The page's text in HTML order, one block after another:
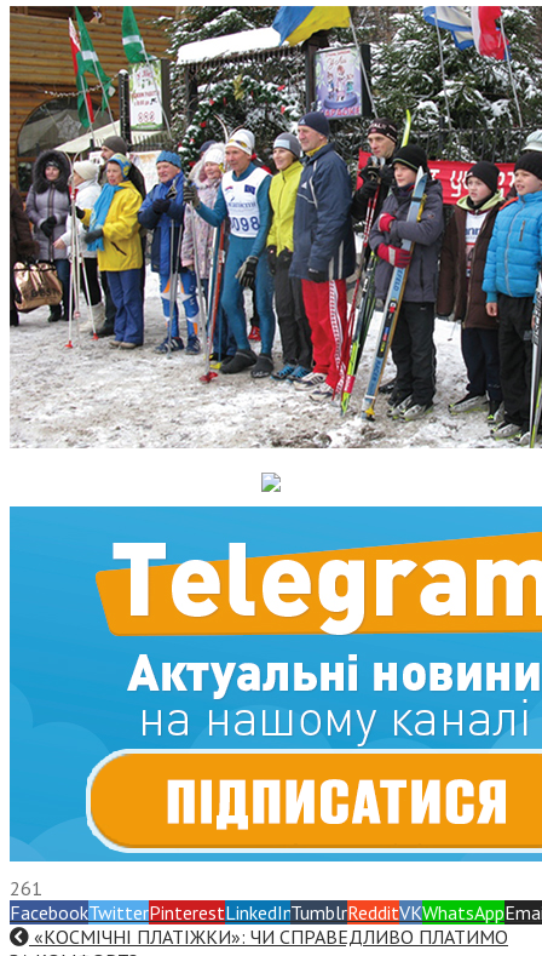
261
FacebookTwitterPinterestLinkedInTumblrRedditVKWhatsApp
«КОСМІЧНІ ПЛАТІЖКИ»: ЧИ СПРАВЕДЛИВО ПЛАТИМО